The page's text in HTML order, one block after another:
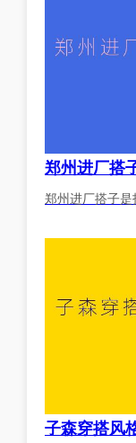
郑州进厂搭
郑州进厂搭子是
子森穿搭风